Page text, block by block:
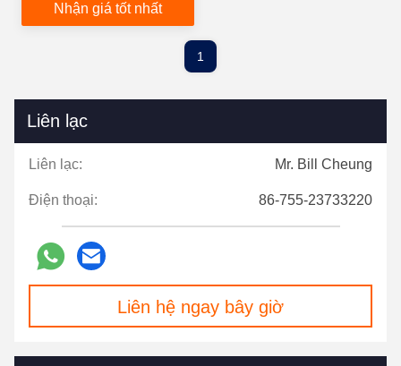
Nhận giá tốt nhất
1
Liên lạc
Liên lạc: Mr. Bill Cheung
Điện thoại: 86-755-23733220
Liên hệ ngay bây giờ